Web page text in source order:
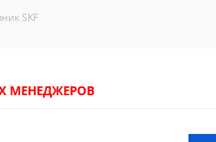
SKF
МЕНЕДЖЕРОВ